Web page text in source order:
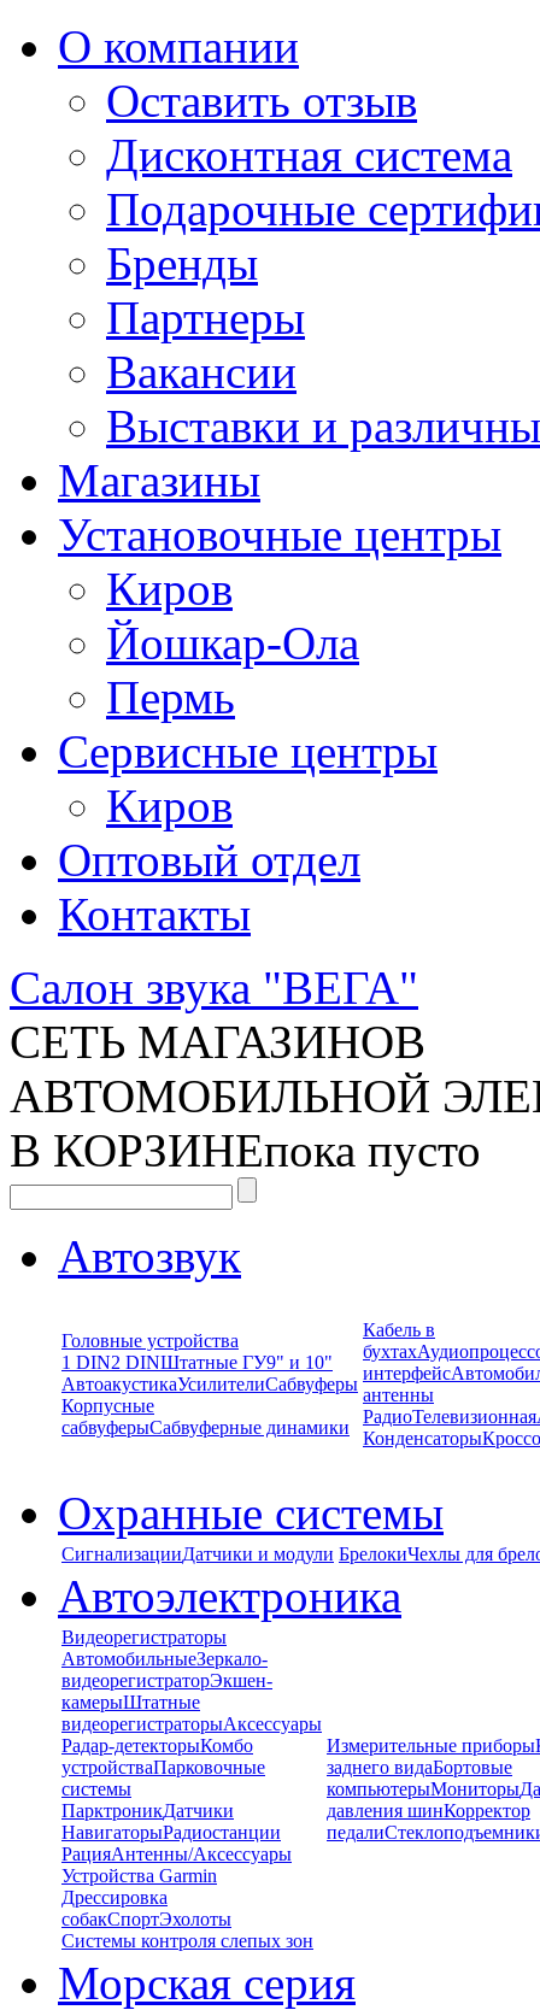
О компании
Оставить отзыв
Дисконтная система
Подарочные
Бренды
Партнеры
Вакансии
Выставки и
Магазины
Установочные центры
Киров
Йошкар-Ола
Пермь
Сервисные центры
Киров
Оптовый отдел
Контакты
Салон звука "ВЕГА"
СЕТЬ МАГАЗИНОВ
АВТОМОБИЛЬНОЙ
В КОРЗИНЕпока пусто
Автозвук
Головные устройства
1 DIN2 DINШтатные ГУ9" и 10"
АвтоакустикаУсилителиСабвуферы
Корпусные
сабвуферыСабвуферные динамики
Кабель в
бухтах
интерфейс
антенны
РадиоТелевизионная
Конденсаторы
Охранные системы
СигнализацииДатчики и модули БрелокиЧехлы для
Автоэлектроника
Видеорегистраторы
АвтомобильныеЗеркало-
видеорегистраторЭкшен-
камерыШтатные
видеорегистраторыАксессуары
Радар-детекторыКомбо
устройстваПарковочные
системы
ПарктроникДатчики
НавигаторыРадиостанции
РацияАнтенны/Аксессуары
Устройства Garmin
Дрессировка
собакСпортЭхолоты
Системы контроля слепых зон
Измерительные приборы
заднего видаБортовые
компьютерыМониторы
давления шинКорректор
педали
Морская серия